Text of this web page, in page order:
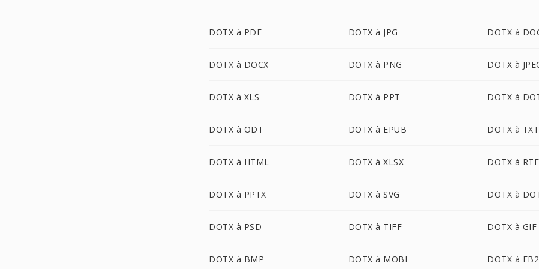
DOTX à PDF DOTX à JPG DOTX à
DOTX à DOCX DOTX à PNG DOTX à
DOTX à XLS DOTX à PPT DOTX à
DOTX à ODT DOTX à EPUB DOTX à TXT
DOTX à HTML DOTX à XLSX DOTX à RTF
DOTX à PPTX DOTX à SVG DOTX à
DOTX à PSD DOTX à TIFF DOTX à GIF
DOTX à BMP DOTX à MOBI DOTX à FB2